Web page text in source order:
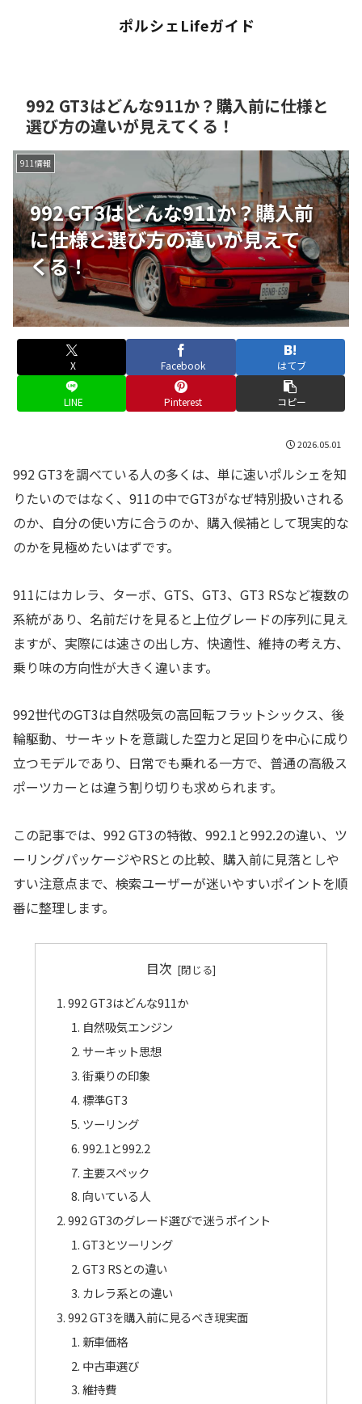
ポルシェLifeガイド
992 GT3はどんな911か？購入前に仕様と
選び方の違いが見えてくる！
992 GT3はどんな911か？購入前
に仕様と選び方の違いが見えて
くる！
911情報
X Facebook はてブ
LINE Pinterest コピー
2026.05.01
992 GT3を調べている人の多くは、単に速いポルシェを知
りたいのではなく、911の中でGT3がなぜ特別扱いされる
のか、自分の使い方に合うのか、購入候補として現実的な
のかを見極めたいはずです。
911にはカレラ、ターボ、GTS、GT3、GT3 RSなど複数の
系統があり、名前だけを見ると上位グレードの序列に見え
ますが、実際には速さの出し方、快適性、維持の考え方、
乗り味の方向性が大きく違います。
992世代のGT3は自然吸気の高回転フラットシックス、後
輪駆動、サーキットを意識した空力と足回りを中心に成り
立つモデルであり、日常でも乗れる一方で、普通の高級ス
ポーツカーとは違う割り切りも求められます。
この記事では、992 GT3の特徴、992.1と992.2の違い、ツ
ーリングパッケージやRSとの比較、購入前に見落としや
すい注意点まで、検索ユーザーが迷いやすいポイントを順
番に整理します。
目次
992 GT3はどんな911か
自然吸気エンジン
サーキット思想
街乗りの印象
標準GT3
ツーリング
992.1と992.2
主要スペック
向いている人
992 GT3のグレード選びで迷うポイント
GT3とツーリング
GT3 RSとの違い
カレラ系との違い
992 GT3を購入前に見るべき現実面
新車価格
中古車選び
維持費